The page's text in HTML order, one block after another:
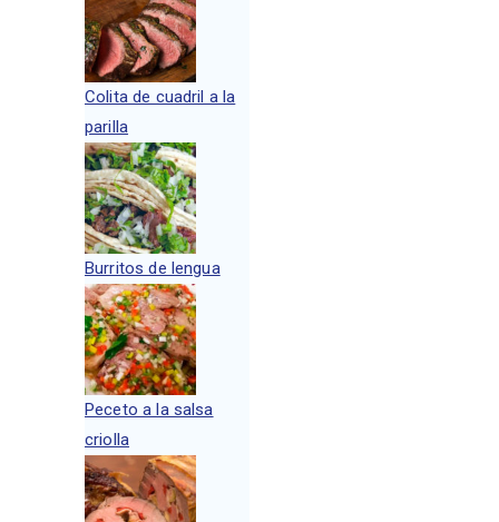
Colita de cuadril a la
parilla
Burritos de lengua
Peceto a la salsa
criolla